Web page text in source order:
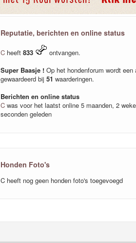
Reputatie, berichten en online status
C heeft 833
ontvangen.
Super Baasje ! Op het hondenforum wordt een
gewaardeerd bij 51 waarderingen.
Berichten en online status
C was voor het laatst online 5 maanden, 2
seconden geleden
Honden Foto's
C heeft nog geen honden foto's toegevoegd